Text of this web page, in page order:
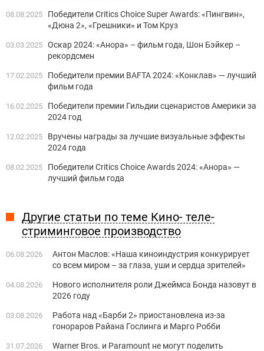
08.08.2025
Победители Critics Choice Super Awards: «Пингвин»,
«Дюна 2», «Грешники» и Том Круз
03.03.2025 Оскар 2024: «Анора» – фильм года, Шон Бэйкер –
рекордсмен
17.02.2025
Победители премии BAFTA 2024: «Конклав» — лучший
фильм года
16.02.2025
Победители премии Гильдии сценаристов Америки за
2024 год
12.02.2025
Вручены награды за лучшие визуальные эффекты
2024 года
08.02.2025
Победители Critics Choice Awards 2024: «Анора» —
лучший фильм года
Другие статьи по теме Кино- теле-
стриминговое производство
06.08.2026
Антон Маслов: «Наша киноиндустрия конкурирует
со всем миром – за глаза, уши и сердца зрителей»
04.08.2026
Нового исполнителя роли Джеймса Бонда назовут в
2026 году
03.08.2026
Работа над «Барби 2» приостановлена из-за
гонораров Райана Гослинга и Марго Робби
31.07.2026
Warner Bros. и Paramount не могут поделить